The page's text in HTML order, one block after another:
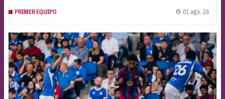
PRIMER EQUIPO 01 ago. 26
FCB Barcelona badge